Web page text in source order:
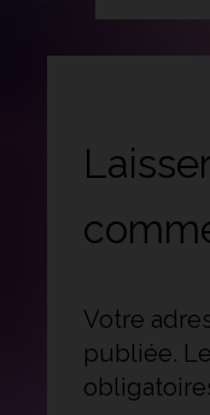
Votre
publiée.